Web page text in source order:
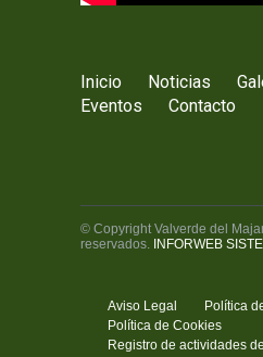
Inicio Noticias
Eventos
Contacto
© Copyright Valverde del
reservados. INFORWEB
Aviso Legal
Política
Política de Cookies
Registro de actividades